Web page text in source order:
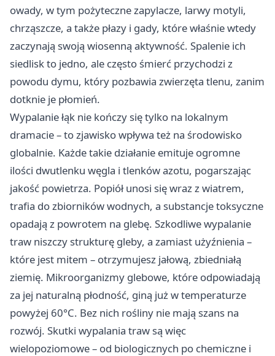
owady, w tym pożyteczne zapylacze, larwy motyli,
chrząszcze, a także płazy i gady, które właśnie wtedy
zaczynają swoją wiosenną aktywność. Spalenie ich
siedlisk to jedno, ale często śmierć przychodzi z
powodu dymu, który pozbawia zwierzęta tlenu, zanim
dotknie je płomień.
Wypalanie łąk nie kończy się tylko na lokalnym
dramacie – to zjawisko wpływa też na środowisko
globalnie. Każde takie działanie emituje ogromne
ilości dwutlenku węgla i tlenków azotu, pogarszając
jakość powietrza. Popiół unosi się wraz z wiatrem,
trafia do zbiorników wodnych, a substancje toksyczne
opadają z powrotem na glebę. Szkodliwe wypalanie
traw niszczy strukturę gleby, a zamiast użyźnienia –
które jest mitem – otrzymujesz jałową, zbiedniałą
ziemię. Mikroorganizmy glebowe, które odpowiadają
za jej naturalną płodność, giną już w temperaturze
powyżej 60°C. Bez nich rośliny nie mają szans na
rozwój. Skutki wypalania traw są więc
wielopoziomowe – od biologicznych po chemiczne i